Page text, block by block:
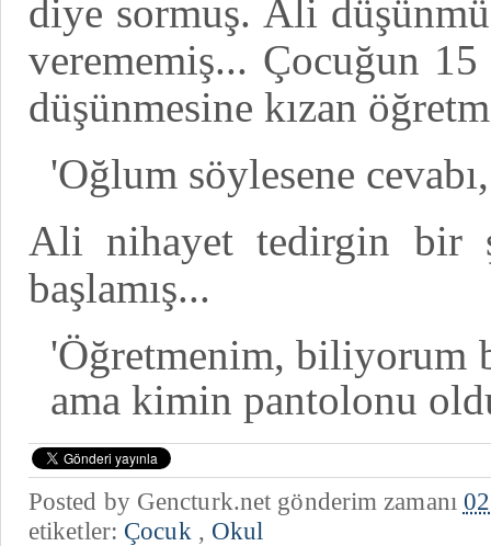
diye sormuş. Ali
verememiş... Çocuğun
düşünmesine kızan
'Oğlum söylesene
Ali nihayet tedirgin bir
başlamış...
'Öğretmenim, biliyorum
ama kimin pantolonu
Posted by Gencturk.net gönderim zamanı
etiketler: Çocuk , Okul